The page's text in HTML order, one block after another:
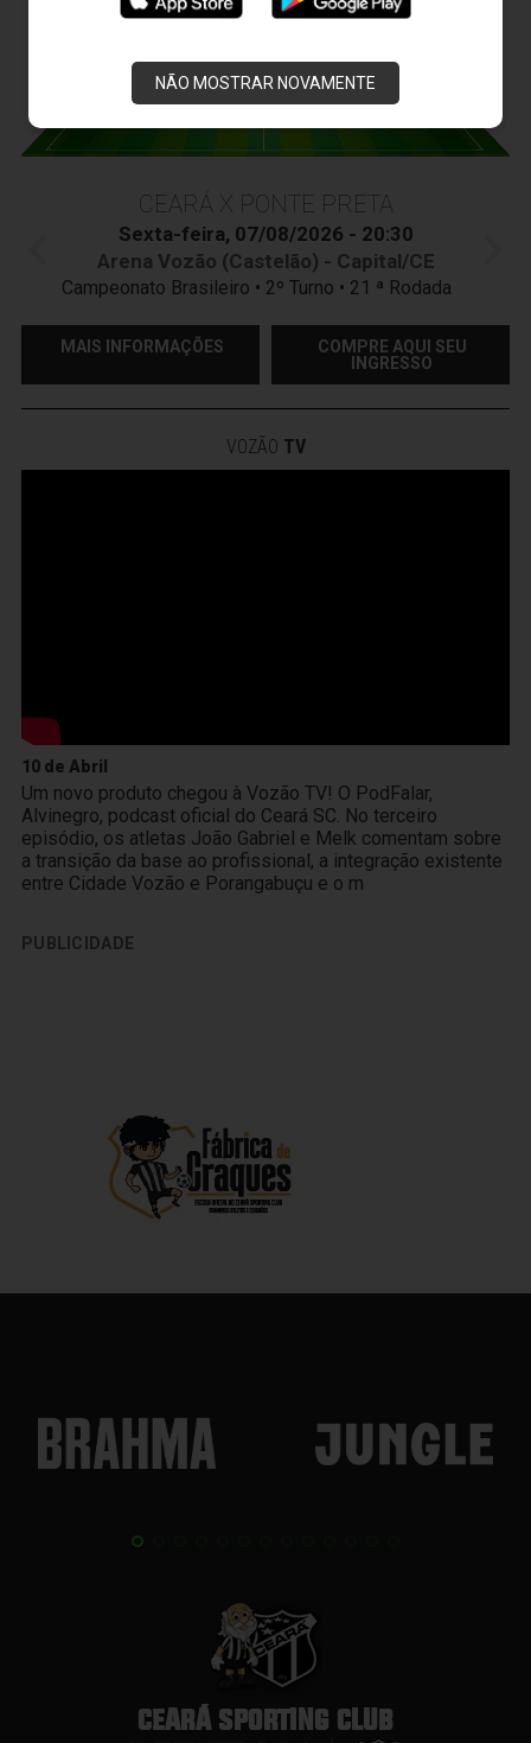
NÃO MOSTRAR NOVAMENTE
CEARÁ X PONTE PRETA
Sexta-feira, 07/08/2026 - 20:30
Arena Vozão (Castelão) - Capital/CE
Campeonato Brasileiro • 2º Turno • 21 ª Rodada
MAIS INFORMAÇÕES
COMPRE AQUI SEU
INGRESSO
VOZÃO TV
10 de Abril
Um novo produto chegou à Vozão TV! O PodFalar,
Alvinegro, podcast oficial do Ceará SC. No terceiro
episódio, os atletas João Gabriel e Melk comentam sobre
a transição da base ao profissional, a integração existente
entre Cidade Vozão e Porangabuçu e o m
PUBLICIDADE
CEARÁ SPORTING CLUB